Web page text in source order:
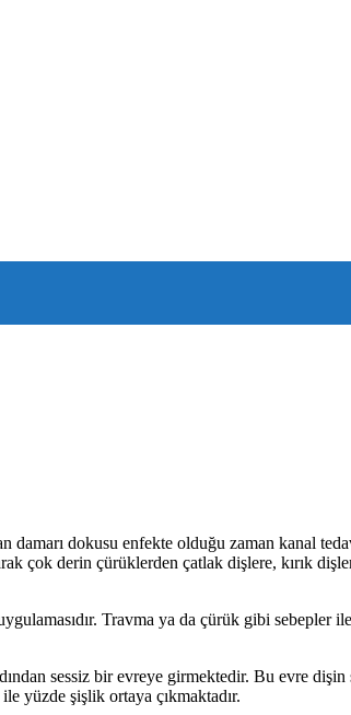
dokusu enfekte olduğu zaman kanal
çok derin çürüklerden çatlak dişlere, kırık
Travma ya da çürük gibi sebepler
sessiz bir evreye girmektedir. Bu evre
yüzde şişlik ortaya çıkmaktadır.